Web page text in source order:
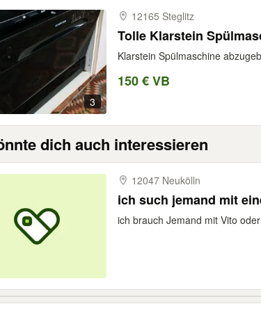
3
12165 Steglitz
Tolle Klarstein
Klarstein Spülmaschine
150 € VB
dich auch interessieren
12047 Neukölln
ich such jemand mit
ich brauch Jemand mit Vito